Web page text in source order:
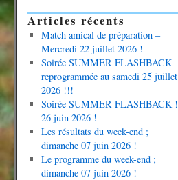
Articles récents
Match amical de préparation –
Mercredi 22 juillet 2026 !
Soirée SUMMER FLASHBACK
reprogrammée au samedi 25 juillet
2026 !!!
Soirée SUMMER FLASHBACK !
26 juin 2026 !
Les résultats du week-end ;
dimanche 07 juin 2026 !
Le programme du week-end ;
dimanche 07 juin 2026 !